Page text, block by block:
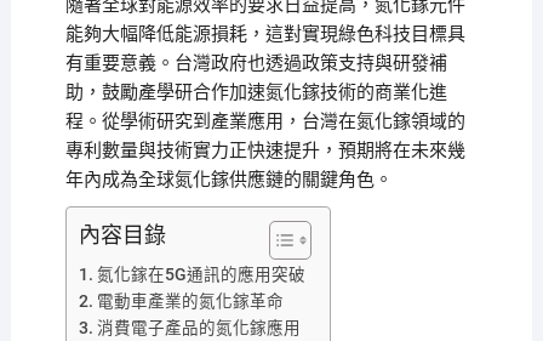
隨著全球對能源效率的要求日益提高，氮化鎵元件
能夠大幅降低能源損耗，這對實現綠色科技目標具
有重要意義。台灣政府也透過政策支持與研發補
助，鼓勵產學研合作加速氮化鎵技術的商業化進
程。從學術研究到產業應用，台灣在氮化鎵領域的
專利數量與技術實力正快速提升，預期將在未來幾
年內成為全球氮化鎵供應鏈的關鍵角色。
內容目錄
氮化鎵在5G通訊的應用突破
電動車產業的氮化鎵革命
消費電子產品的氮化鎵應用